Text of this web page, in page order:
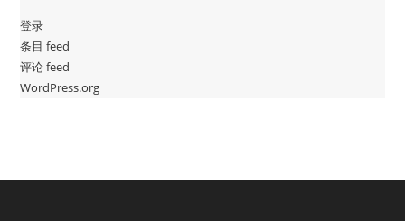
登录
条目 feed
评论 feed
WordPress.org